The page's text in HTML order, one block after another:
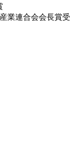
業連合会会長賞受